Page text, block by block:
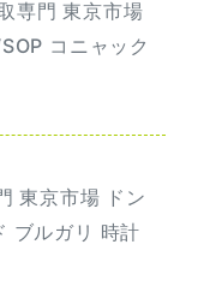
専門 東京市場
コニャック
東京市場 ドン
ブルガリ 時計